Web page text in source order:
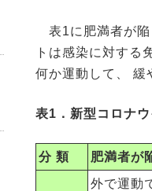
表1に肥満者が陥
トは感染に対する
何か運動して、 緩
表1．新型コロナ
分 類 肥満者が
外で運動